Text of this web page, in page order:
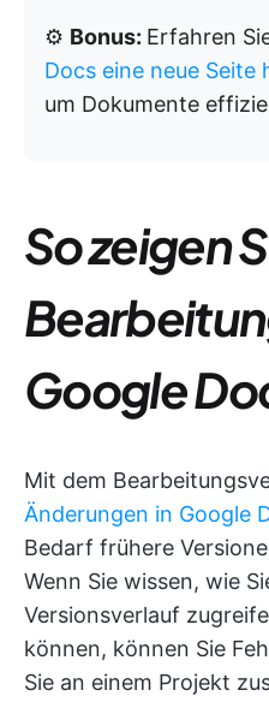
⚙️ Bonus: Erfahren
Docs eine neue
um Dokumente
So zeigen
Google
Mit dem
Änderungen in Google
Bedarf frühere
Wenn Sie wissen, wie
Versionsverlauf
können, können Sie
Sie an einem Projekt